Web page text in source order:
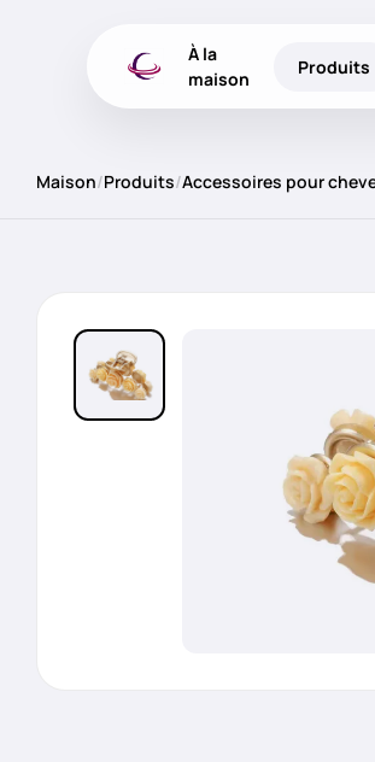
À la
maison
Produits
Maison/Produits/Accessoires pour